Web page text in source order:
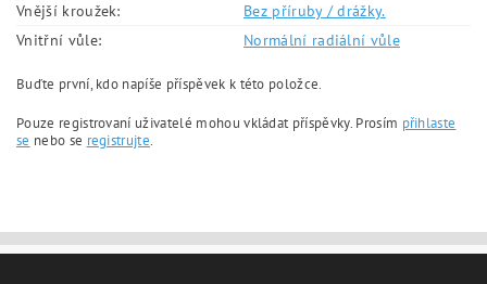
Vnější kroužek:
Bez příruby / drážky.
Vnitřní vůle:
Normální radiální vůle
Buďte první, kdo napíše příspěvek k této položce.
Pouze registrovaní uživatelé mohou vkládat příspěvky. Prosím přihlaste
se nebo se registrujte.